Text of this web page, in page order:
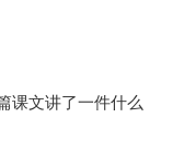
课文讲了一件什么